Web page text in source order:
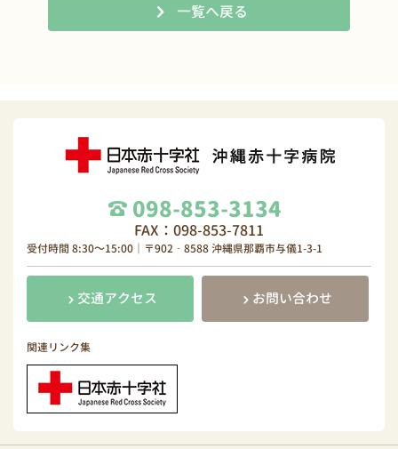
一覧へ戻る
098-853-3134
FAX：098-853-7811
受付時間 8:30～15:00｜〒902‐8588 沖縄県那覇市与儀1-3-1
交通アクセス お問い合わせ
関連リンク集